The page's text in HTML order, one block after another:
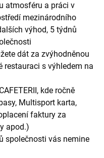
atmosféru a práci v
mezinárodního
výhod, 5 týdnů
dát za zvýhodněnou
restauraci s výhledem na
kde ročně
Multisport karta,
faktury za
apod.)
společnosti vás nemine